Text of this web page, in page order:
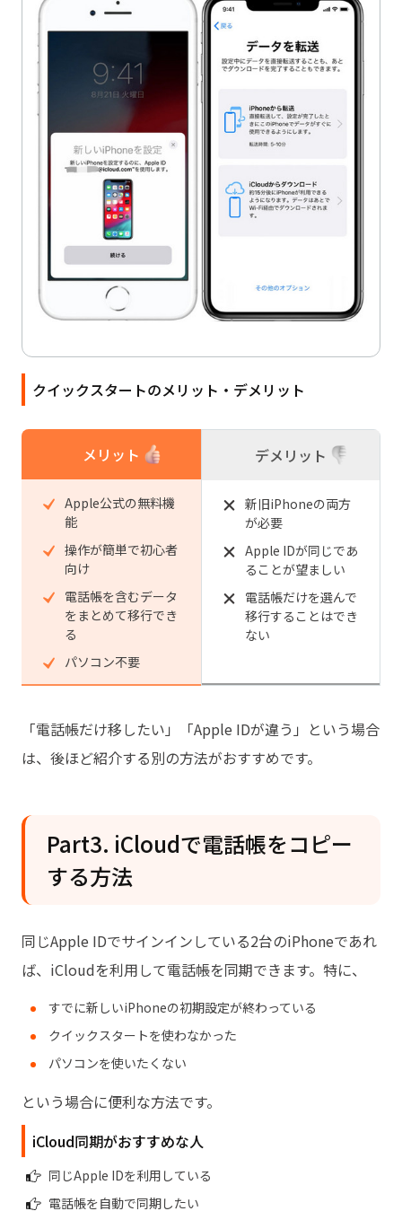
クイックスタートのメリット・デメリット
メリット
Apple公式の無料機
能
操作が簡単で初心者
向け
電話帳を含むデータ
をまとめて移行でき
る
パソコン不要
デメリット
新旧iPhoneの両方
が必要
Apple IDが同じであ
ることが望ましい
電話帳だけを選んで
移行することはでき
ない
「電話帳だけ移したい」「Apple IDが違う」という場合
は、後ほど紹介する別の方法がおすすめです。
Part3. iCloudで電話帳をコピー
する方法
同じApple IDでサインインしている2台のiPhoneであれ
ば、iCloudを利用して電話帳を同期できます。特に、
すでに新しいiPhoneの初期設定が終わっている
クイックスタートを使わなかった
パソコンを使いたくない
という場合に便利な方法です。
iCloud同期がおすすめな人
同じApple IDを利用している
電話帳を自動で同期したい